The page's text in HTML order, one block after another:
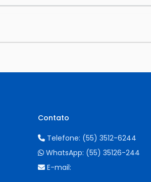
Contato
Telefone: (55) 3512-6244
WhatsApp: (55) 35126-244
E-mail: